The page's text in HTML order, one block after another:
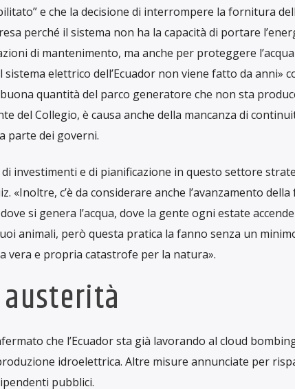
nelle sottostazioni di trasmissione elettrica del Sistema
prossima, da lunedì 23 a giovedì 26 settembre
è stata scelta per impattare il meno possibile nella
erano state programmate sospensioni di energia
ma poche ore prima della prima interruzioni, il
degli ecuadoriani, come sostiene il Governo, non
produrre perché la macchina di raffinazione
di Salinas de Guaranda che produce e vende
Bullets.«Senza energia di notte, semplicemente non